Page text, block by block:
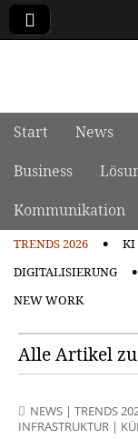
Main menu
Skip to content
Start News
Business
Kommunikation
TRENDS 2026 KI
DIGITALISIERUNG
NEW WORK
Alle Artikel
NEWS | TRENDS
INFRASTRUKTUR |